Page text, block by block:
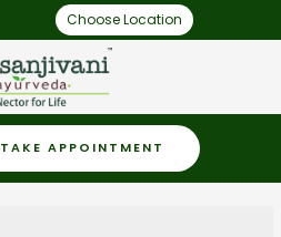
Choose Location
TAKE APPOINTMENT